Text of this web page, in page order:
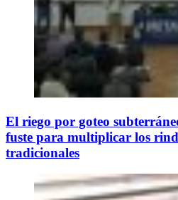
El riego por goteo
fuste para multiplicar los
tradicionales